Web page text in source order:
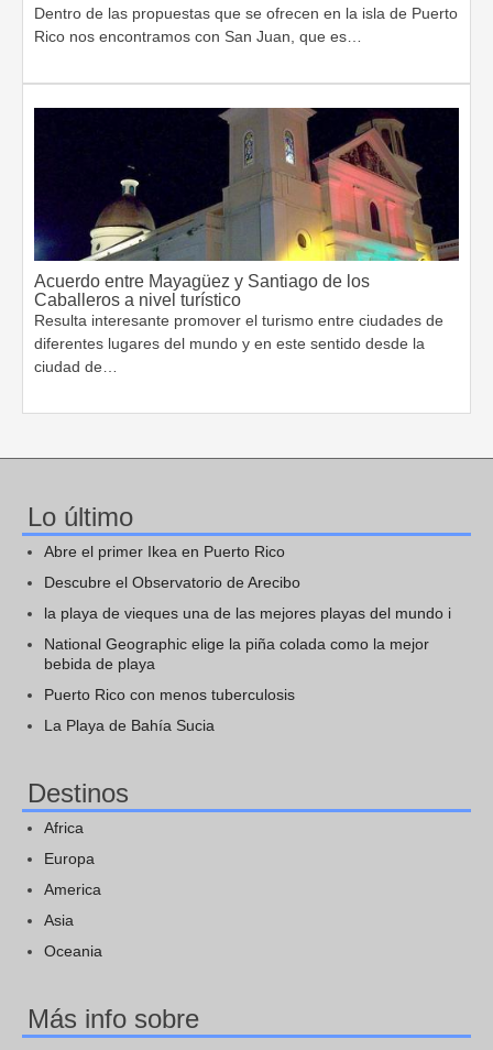
Dentro de las propuestas que se ofrecen en la isla de Puerto
Rico nos encontramos con San Juan, que es…
Acuerdo entre Mayagüez y Santiago de los
Caballeros a nivel turístico
Resulta interesante promover el turismo entre ciudades de
diferentes lugares del mundo y en este sentido desde la
ciudad de…
Lo último
Abre el primer Ikea en Puerto Rico
Descubre el Observatorio de Arecibo
la playa de vieques una de las mejores playas del mundo i
National Geographic elige la piña colada como la mejor
bebida de playa
Puerto Rico con menos tuberculosis
La Playa de Bahía Sucia
Destinos
Africa
Europa
America
Asia
Oceania
Más info sobre